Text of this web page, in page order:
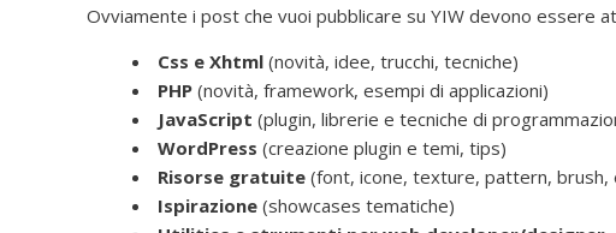
Ovviamente i post che vuoi pubblicare su YIW devono essere
Css e Xhtml(novità, idee, trucchi, tecniche)
PHP(novità, framework, esempi di applicazioni)
JavaScript (plugin, librerie e tecniche di
WordPress (creazione plugin e temi, tips)
Risorse gratuite(font, icone, texture, pattern, brush,
Ispirazione(showcases tematiche)